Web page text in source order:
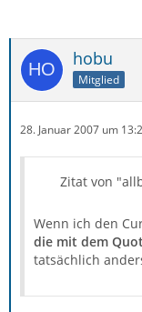
hobu
Mitglied
28. Januar 2007 um
Zitat von
Wenn ich den
die mit dem
tatsächlich